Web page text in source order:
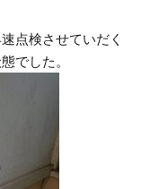
点検させていだく
でした。